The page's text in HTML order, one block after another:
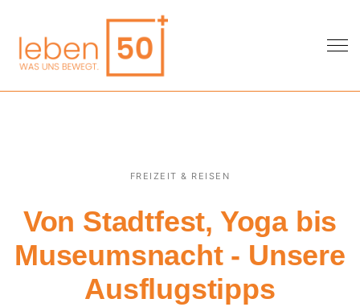
FREIZEIT & REISEN
Von Stadtfest, Yoga bis
Museumsnacht - Unsere
Ausflugstipps